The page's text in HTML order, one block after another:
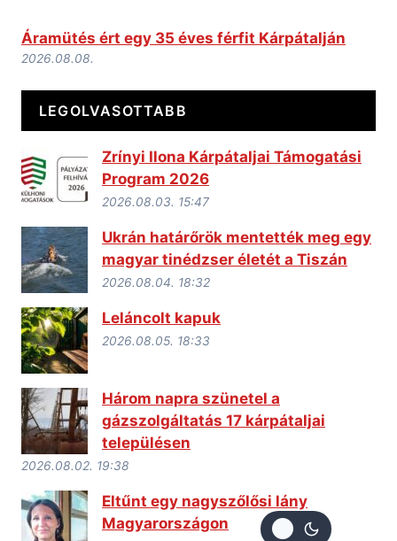
Áramütés ért egy 35 éves férfit Kárpátalján
2026.08.08.
LEGOLVASOTTABB
Zrínyi Ilona Kárpátaljai Támogatási
Program 2026
2026.08.03. 15:47
Ukrán határőrök mentették meg egy
magyar tinédzser életét a Tiszán
2026.08.04. 18:32
Leláncolt kapuk
2026.08.05. 18:33
Három napra szünetel a
gázszolgáltatás 17 kárpátaljai
településen
2026.08.02. 19:38
Eltűnt egy nagyszőlősi lány
Magyarországon